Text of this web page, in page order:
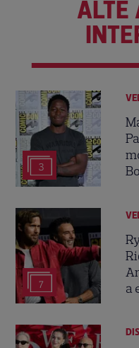
ALTE
3
7
a